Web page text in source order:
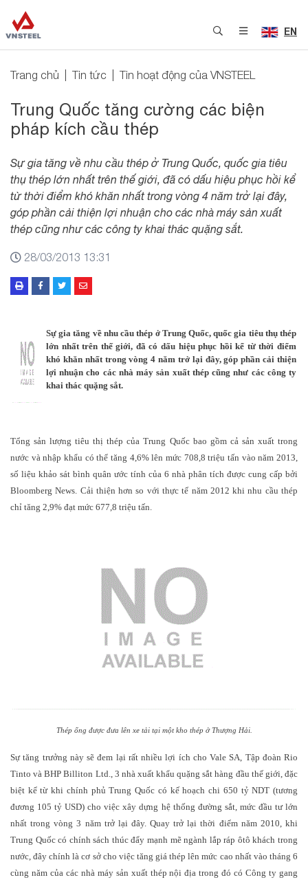
EN
Trang chủ Tin tức Tin hoạt động của VNSTEEL
Trung Quốc tăng cường các biện
pháp kích cầu thép
Sự gia tăng về nhu cầu thép ở Trung Quốc, quốc gia tiêu
thụ thép lớn nhất trên thế giới, đã có dấu hiệu phục hồi kể
từ thời điểm khó khăn nhất trong vòng 4 năm trở lại đây,
góp phần cải thiện lợi nhuận cho các nhà máy sản xuất
thép cũng như các công ty khai thác quặng sắt.
28/03/2013 13:31
Sự gia tăng về nhu cầu thép ở Trung Quốc, quốc gia tiêu thụ thép
lớn nhất trên thế giới, đã có dấu hiệu phục hồi kể từ thời điểm
khó khăn nhất trong vòng 4 năm trở lại đây, góp phần cải thiện
lợi nhuận cho các nhà máy sản xuất thép cũng như các công ty
khai thác quặng sắt.
Tổng sản lượng tiêu thị thép của Trung Quốc bao gồm cả sản xuất trong
nước và nhập khẩu có thể tăng 4,6% lên mức 708,8 triệu tấn vào năm 2013,
số liệu khảo sát bình quân ước tính của 6 nhà phân tích được cung cấp bởi
Bloomberg News. Cải thiện hơn so với thực tế năm 2012 khi nhu cầu thép
chỉ tăng 2,9% đạt mức 677,8 triệu tấn.
Thép ống được đưa lên xe tải tại một kho thép ở Thượng Hải.
Sự tăng trưởng này sẽ đem lại rất nhiều lợi ích cho Vale SA, Tập đoàn Rio
Tinto và BHP Billiton Ltd., 3 nhà xuất khẩu quặng sắt hàng đầu thế giới, đặc
biệt kể từ khi chính phủ Trung Quốc có kế hoạch chi 650 tỷ NDT (tương
đương 105 tỷ USD) cho việc xây dựng hệ thống đường sắt, mức đầu tư lớn
nhất trong vòng 3 năm trở lại đây. Quay trở lại thời điểm năm 2010, khi
Trung Quốc có chính sách thúc đẩy mạnh mẽ ngành lắp ráp ôtô khách trong
nước, đây chính là cơ sở cho việc tăng giá thép lên mức cao nhất vào tháng 6
cùng năm của các nhà máy sản xuất thép nội địa trong đó có Công ty gang